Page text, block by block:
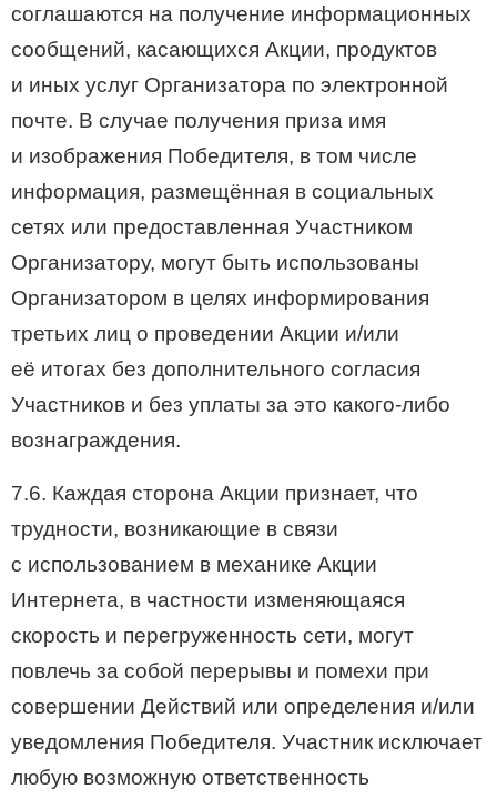
соглашаются на получение информационных
сообщений, касающихся Акции, продуктов
и иных услуг Организатора по электронной
почте. В случае получения приза имя
и изображения Победителя, в том числе
информация, размещённая в социальных
сетях или предоставленная Участником
Организатору, могут быть использованы
Организатором в целях информирования
третьих лиц о проведении Акции и/или
её итогах без дополнительного согласия
Участников и без уплаты за это какого-либо
вознаграждения.
7.6. Каждая сторона Акции признает, что
трудности, возникающие в связи
с использованием в механике Акции
Интернета, в частности изменяющаяся
скорость и перегруженность сети, могут
повлечь за собой перерывы и помехи при
совершении Действий или определения и/или
уведомления Победителя. Участник исключает
любую возможную ответственность